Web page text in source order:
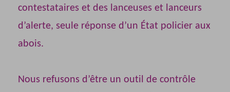
contestataires et des lanceuses et lanceurs
d’alerte, seule réponse d’un État policier aux
abois.
Nous refusons d’être un outil de contrôle